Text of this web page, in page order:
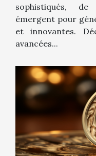
sophistiqués, de
émergent pour
et innovantes.
avancées...